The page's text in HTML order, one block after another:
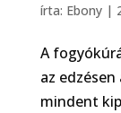
írta: Ebony|
A
az
mindent